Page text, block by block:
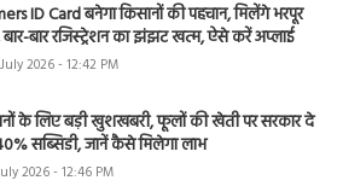
ID Card बनेगा किसानों की पहचान, मिलेंगे भरपूर
बार रजिस्ट्रेशन का झंझट खत्म, ऐसे करें अप्लाई
2026 - 12:42 PM
के लिए बड़ी खुशखबरी, फूलों की खेती पर सरकार दे
सब्सिडी, जानें कैसे मिलेगा लाभ
2026 - 12:46 PM